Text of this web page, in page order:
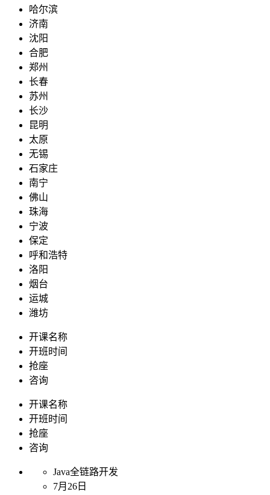
哈尔滨
济南
沈阳
合肥
郑州
长春
苏州
长沙
昆明
太原
无锡
石家庄
南宁
佛山
珠海
宁波
保定
呼和浩特
洛阳
烟台
运城
潍坊
开课名称
开班时间
抢座
咨询
开课名称
开班时间
抢座
咨询
Java全链路开发
7月26日